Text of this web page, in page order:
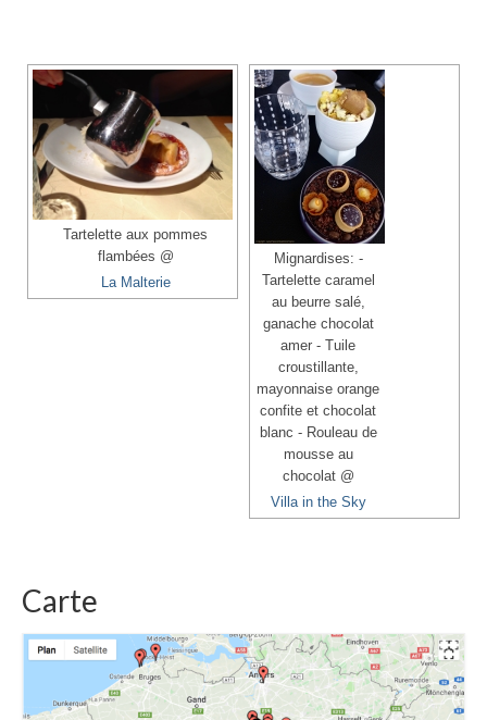
Tartelette aux pommes
flambées @
La Malterie
Mignardises: -
Tartelette caramel
au beurre salé,
ganache chocolat
amer - Tuile
croustillante,
mayonnaise orange
confite et chocolat
blanc - Rouleau de
mousse au
chocolat @
Villa in the Sky
Carte